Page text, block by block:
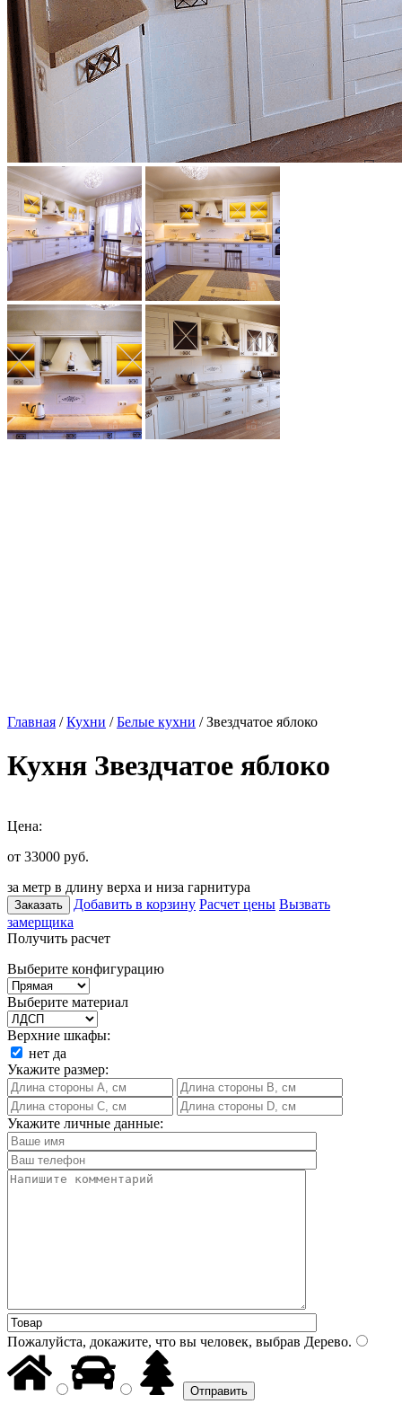
Главная /Кухни /Белые кухни / Звездчатое яблоко
Кухня Звездчатое яблоко
Цена:
от 33000 руб.
за метр в длину верха и низа гарнитура
Заказать Добавить в корзину Расчет цены Вызвать
замерщика
Получить расчет
Выберите конфигурацию
Выберите материал
Верхние шкафы:
нет да
Укажите размер:
Укажите личные данные:
Пожалуйста, докажите, что вы человек, выбрав Дерево.